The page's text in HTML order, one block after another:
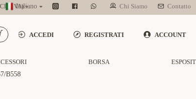
IVA)
Italiano Chi Siamo Contatto
ACCEDI REGISTRATI ACCOUNT
BORSA
B558